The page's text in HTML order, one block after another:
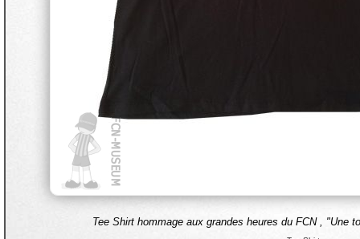
Tee Shirt hommage aux grandes heures du FCN , "Une